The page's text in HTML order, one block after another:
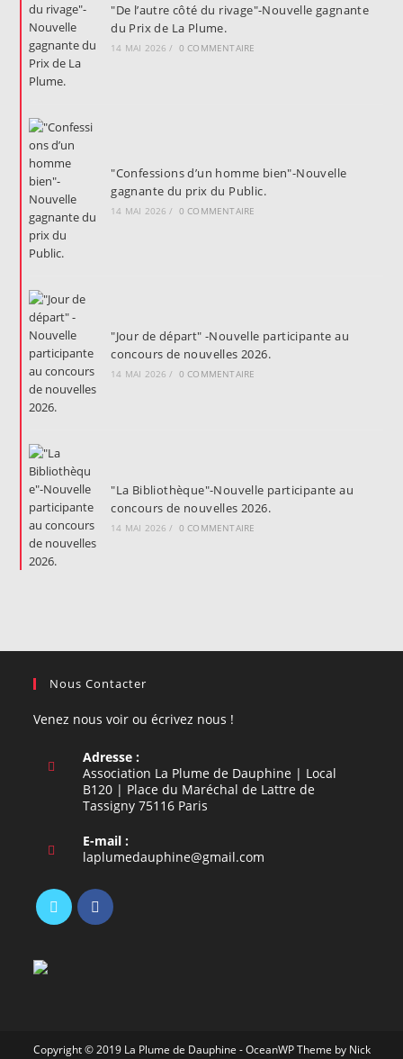
"De l’autre côté du rivage"-Nouvelle gagnante
du Prix de La Plume.
14 MAI 2026 / 0 COMMENTAIRE
"Confessions d’un homme bien"-Nouvelle
gagnante du prix du Public.
14 MAI 2026 / 0 COMMENTAIRE
"Jour de départ" -Nouvelle participante au
concours de nouvelles 2026.
14 MAI 2026 / 0 COMMENTAIRE
"La Bibliothèque"-Nouvelle participante au
concours de nouvelles 2026.
14 MAI 2026 / 0 COMMENTAIRE
Nous Contacter
Venez nous voir ou écrivez nous !
Adresse :
Association La Plume de Dauphine | Local
B120 | Place du Maréchal de Lattre de
Tassigny 75116 Paris
E-mail :
laplumedauphine@gmail.com
dans
un
Copyright © 2019 La Plume de Dauphine - OceanWP Theme by Nick